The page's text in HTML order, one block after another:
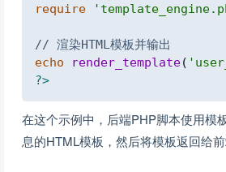
require
// 渲染HTML模板并输出
echo
render_template(
?>
在这个示例中，后端PHP脚本使用模
息的HTML模板，然后将模板返回给前